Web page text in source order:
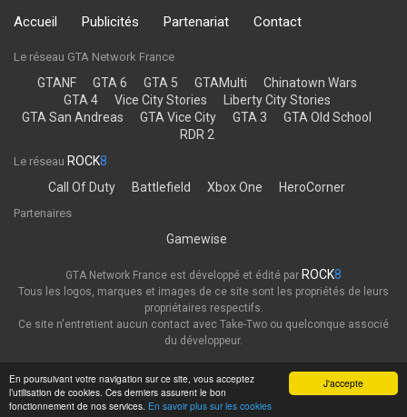
J'accepte
En poursuivant votre navigation sur ce site, vous acceptez
l’utilisation de cookies. Ces derniers assurent le bon
fonctionnement de nos services. En savoir plus sur les cookies
Accueil Publicités Partenariat Contact
Le réseau GTA Network France
GTANF GTA 6 GTA 5 GTAMulti
Chinatown Wars
GTA 4
Vice City Stories
Liberty City Stories
GTA San Andreas
GTA Vice City GTA 3
GTA Old School
RDR 2
Le réseau ROCK8
Call Of Duty
Battlefield Xbox One HeroCorner
Partenaires
Gamewise
GTA Network France est développé et édité par ROCK8
Tous les logos, marques et images de ce site sont les propriétés de leurs
propriétaires respectifs.
Ce site n'entretient aucun contact avec Take-Two ou quelconque associé
du développeur.
Thème Politique de confidentialité
GTA Network France
Powered by Invision Community